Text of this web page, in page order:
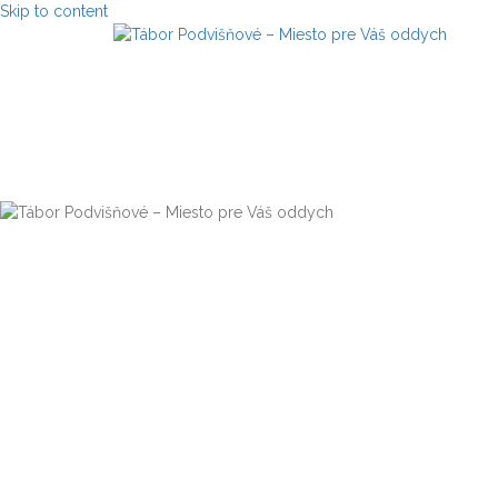
Skip to content